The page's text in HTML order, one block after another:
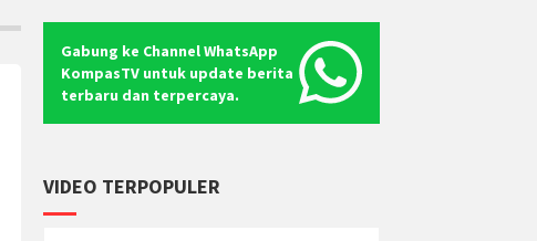
Gabung ke Channel WhatsApp
KompasTV untuk update berita
terbaru dan terpercaya.
VIDEO TERPOPULER